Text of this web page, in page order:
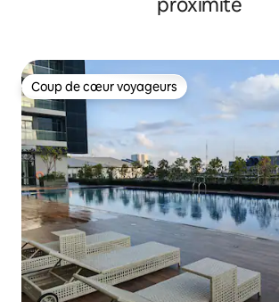
Coup de cœur voyageurs
Coup de cœur voyageurs